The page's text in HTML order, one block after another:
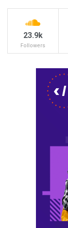
23.9k
Followers